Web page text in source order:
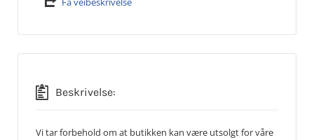
Beskrivelse:
Vi tar forbehold om at butikken kan være utsolgt for våre